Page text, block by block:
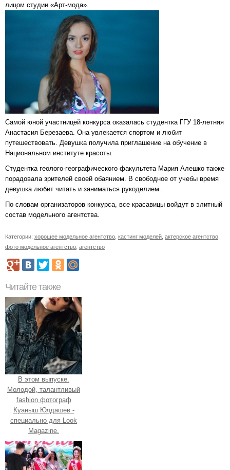
лицом студии «Арт-мода».
Самой юной участницей конкурса оказалась студентка ГГУ 18-летняя
Анастасия Березаева. Она увлекается спортом и любит
путешествовать. Девушка получила приглашение на обучение в
Национальном институте красоты.
Студентка геолого-географического факультета Мария Алешко также
порадовала зрителей своей обаянием. В свободное от учебы время
девушка любит читать и заниматься рукоделием.
По словам организаторов конкурса, все красавицы войдут в элитный
состав модельного агентства.
Категории: хорошее модельное агентство кастинг моделей актерское агентство
фото модельное агентство агентство
Читайте также
В этом выпуске.
Молодой, талантливый
fashion фотограф
Куаныш Юлдашев -
специально для Look
Magazine.